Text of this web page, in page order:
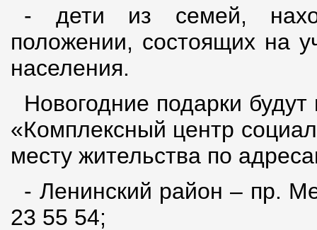
- дети из семей,
положении, состоящих на
населения.
Новогодние подарки
«Комплексный центр
месту жительства по
- Ленинский район – пр.
23 55 54;